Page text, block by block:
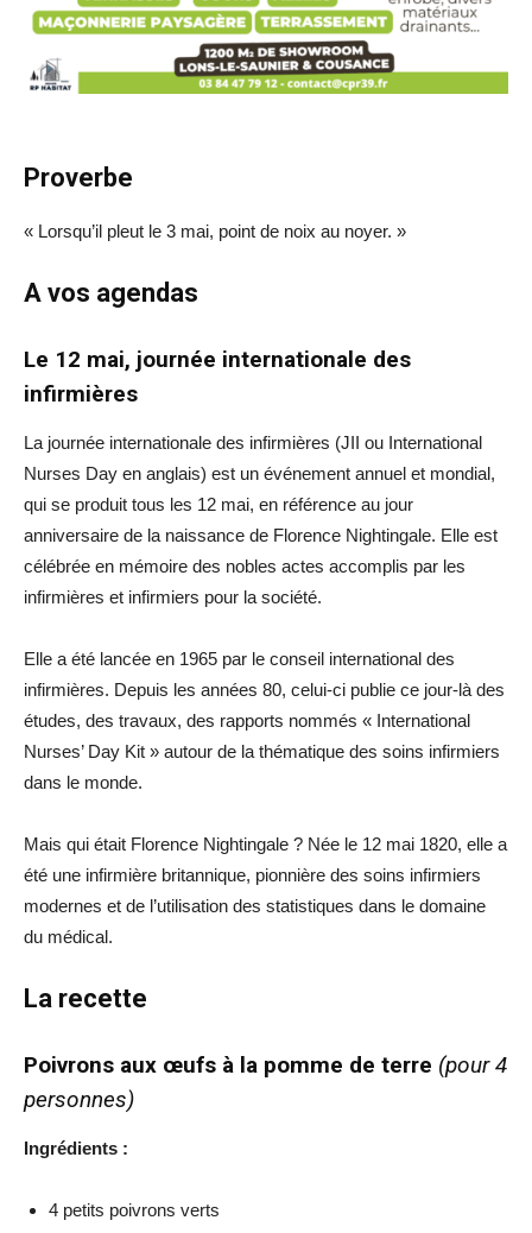
Proverbe
« Lorsqu’il pleut le 3 mai, point de noix au noyer. »
A vos agendas
Le 12 mai, journée internationale des
infirmières
La journée internationale des infirmières (JII ou International
Nurses Day en anglais) est un événement annuel et mondial,
qui se produit tous les 12 mai, en référence au jour
anniversaire de la naissance de Florence Nightingale. Elle est
célébrée en mémoire des nobles actes accomplis par les
infirmières et infirmiers pour la société.
Elle a été lancée en 1965 par le conseil international des
infirmières. Depuis les années 80, celui-ci publie ce jour-là des
études, des travaux, des rapports nommés « International
Nurses’ Day Kit » autour de la thématique des soins infirmiers
dans le monde.
Mais qui était Florence Nightingale ? Née le 12 mai 1820, elle a
été une infirmière britannique, pionnière des soins infirmiers
modernes et de l’utilisation des statistiques dans le domaine
du médical.
La recette
Poivrons aux œufs à la pomme de terre (pour 4
personnes)
Ingrédients :
4 petits poivrons verts